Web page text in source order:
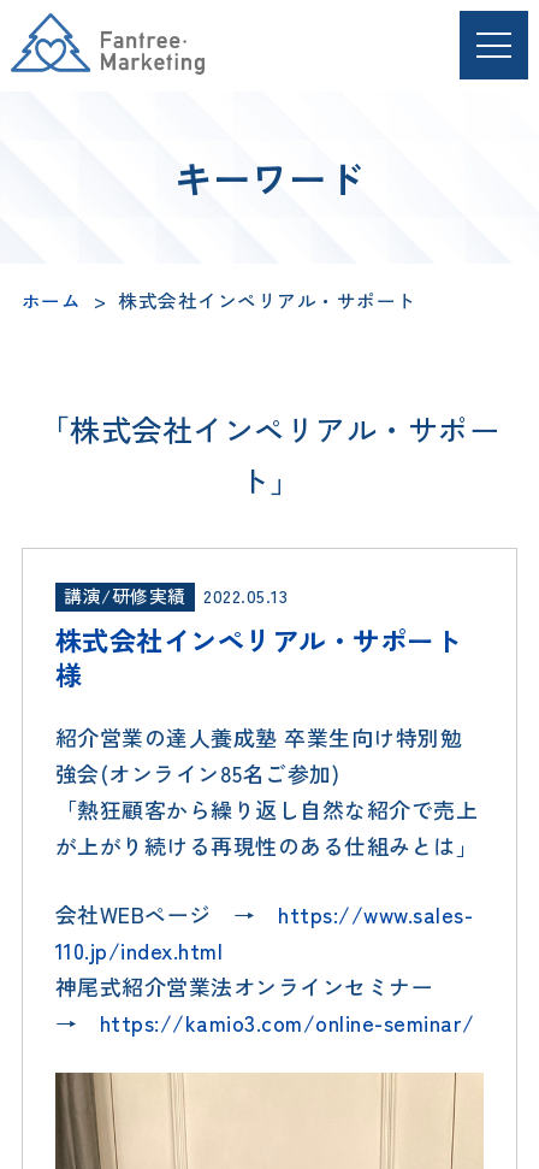
キーワード
ホーム 株式会社インペリアル・サポート
「株式会社インペリアル・サポー
ト」
講演/研修実績 2022.05.13
株式会社インペリアル・サポート
様
紹介営業の達人養成塾 卒業生向け特別勉
強会(オンライン85名ご参加)
「熱狂顧客から繰り返し自然な紹介で売上
が上がり続ける再現性のある仕組みとは」
会社WEBページ → https://www.sales-
110.jp/index.html
神尾式紹介営業法オンラインセミナー
→ https://kamio3.com/online-seminar/